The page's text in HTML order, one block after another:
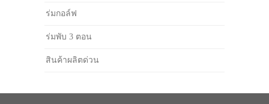
ร่มกอล์ฟ
ร่มพับ 3 ตอน
สินค้าผลิตด่วน